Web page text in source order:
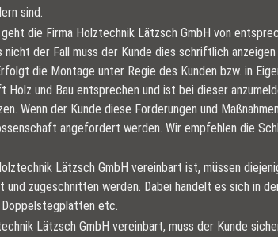
sind.
die Firma Holztechnik Lätzsch GmbH von
der Fall muss der Kunde dies schriftlich
die Montage unter Regie des Kunden bzw. in
und Bau entsprechen und ist bei dieser
Wenn der Kunde diese Forderungen und
angefordert werden. Wir empfehlen die
Lätzsch GmbH vereinbart ist, müssen
zugeschnitten werden. Dabei handelt es sich in
Doppelstegplatten etc.
Lätzsch GmbH vereinbart, muss der Kunde